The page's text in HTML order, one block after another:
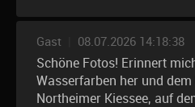
Gast 08.07.2026 14:18:38
Schöne Fotos! Erinnert
Wasserfarben her und dem
Northeimer Kiessee, auf